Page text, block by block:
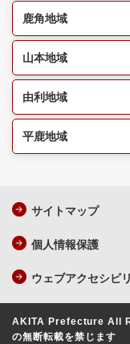
鹿角地域
山本地域
由利地域
平鹿地域
サイトマップ
個人情報保護
ウェブアクセシビ
AKITA Prefecture All
の無断転載を禁じます